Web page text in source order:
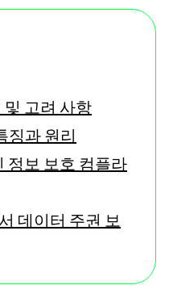
Português (Brazil)
고려 사항
징과 원리
정보 보호 컴플라
데이터 주권 보
opens in a new tab